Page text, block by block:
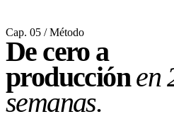
Cap. 05 / Método
De cero a
producciónen
semanas.